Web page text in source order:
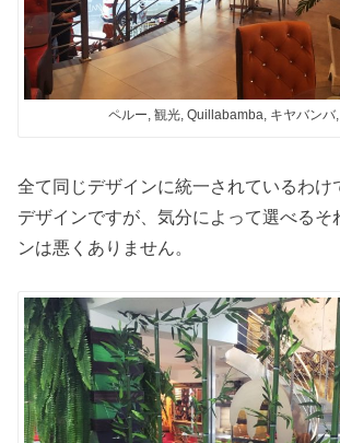
ペルー, 観光, Quillabamba, キヤバンバ
全て同じデザインに統一されているわけ
デザインですが、気分によって選べるそ
ンは悪くありません。